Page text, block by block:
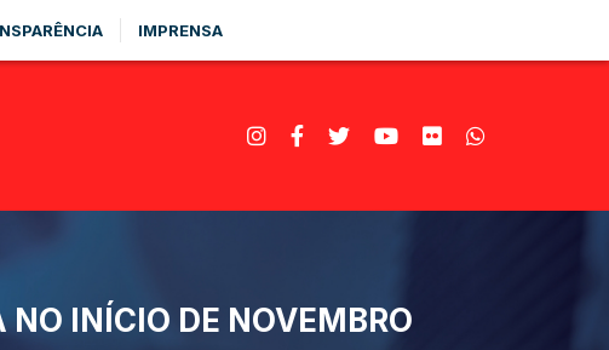
IMPRENSA
INÍCIO DE NOVEMBRO